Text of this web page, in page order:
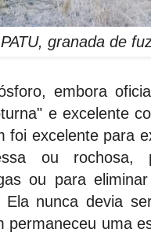
granada de
embora
e excelente
foi excelente para
ou
ou para
Ela nunca devia
permaneceu uma